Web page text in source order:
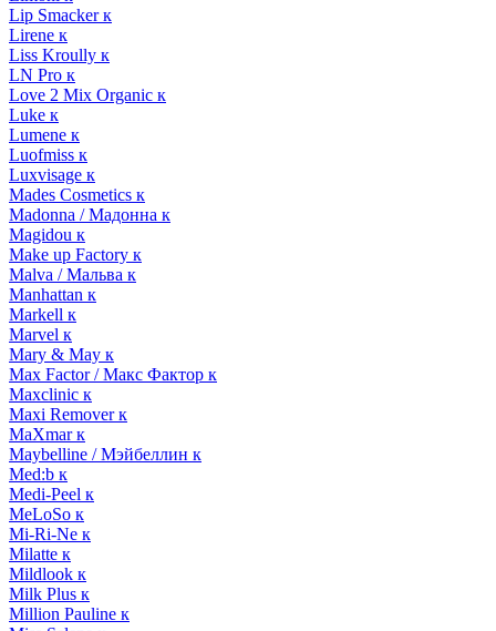
Lip Smacker к
Lirene к
Liss Kroully к
LN Pro к
Love 2 Mix Organic к
Luke к
Lumene к
Luofmiss к
Luxvisage к
Mades Cosmetics к
Madonna / Мадонна к
Magidou к
Make up Factory к
Malva / Мальва к
Manhattan к
Markell к
Marvel к
Mary & May к
Max Factor / Макс Фактор к
Maxclinic к
Maxi Remover к
MaXmar к
Maybelline / Мэйбеллин к
Med:b к
Medi-Peel к
MeLoSo к
Mi-Ri-Ne к
Milatte к
Mildlook к
Milk Plus к
Million Pauline к